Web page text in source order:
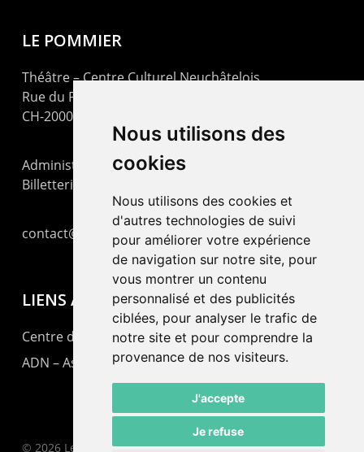
Nous utilisons des
cookies
Nous utilisons des cookies et
d'autres technologies de suivi
pour améliorer votre expérience
de navigation sur notre site, pour
vous montrer un contenu
personnalisé et des publicités
ciblées, pour analyser le trafic de
notre site et pour comprendre la
provenance de nos visiteurs.
J'accepte
Je refuse
LE POMMIER
Théâtre – Centre Culturel Neuchâtelois
Rue du Pommier 9
CH-2000 Neuchâtel
Administration : +41 32 725 03 03
Billetterie : +41 32 725 05 05
contact@lepommier.ch
LIENS AMIS
Centre de culture ABC
ADN – Association Danse Neuchâtel
© 2026 Le Pommier.